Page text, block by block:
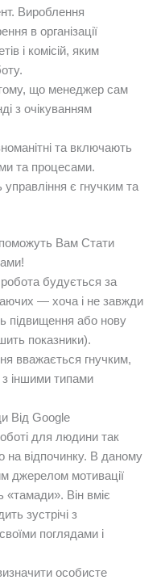
Вироблення
в організації
і комісій, яким
що менеджер сам
з очікуванням
та включають
та процесами.
є гнучким та
Вам Стати
будується за
— хоча і не завжди
підвищення або нову
показники).
вважається гнучким,
іншими типами
Від Google
для людини так
на відпочинку. В даному
джерелом мотивації
«тамади». Він вміє
зустрічі з
поглядами і
особисте